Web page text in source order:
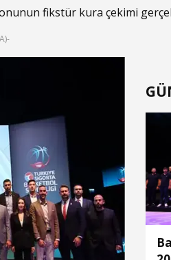
fikstür kura çekimi